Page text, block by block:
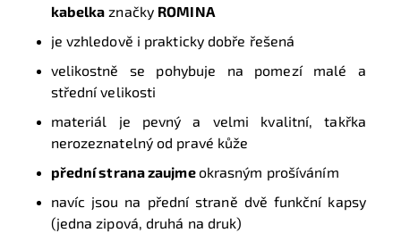
kabelka značky ROMINA
je vzhledově i prakticky dobře řešená
velikostně se pohybuje na pomezí malé a
střední velikosti
materiál je pevný a velmi kvalitní, takřka
nerozeznatelný od pravé kůže
přední strana zaujmeokrasným prošíváním
navíc jsou na přední straně dvě funkční kapsy
(jedna zipová, druhá na druk)